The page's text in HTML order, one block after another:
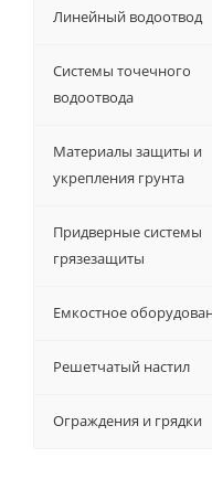
Линейный водоотвод
Системы точечного
водоотвода
Материалы защиты и
укрепления грунта
Придверные системы
грязезащиты
Емкостное
Решетчатый настил
Ограждения и грядки